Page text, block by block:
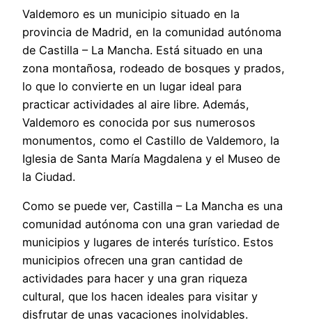
Valdemoro es un municipio situado en la
provincia de Madrid, en la comunidad autónoma
de Castilla – La Mancha. Está situado en una
zona montañosa, rodeado de bosques y prados,
lo que lo convierte en un lugar ideal para
practicar actividades al aire libre. Además,
Valdemoro es conocida por sus numerosos
monumentos, como el Castillo de Valdemoro, la
Iglesia de Santa María Magdalena y el Museo de
la Ciudad.
Como se puede ver, Castilla – La Mancha es una
comunidad autónoma con una gran variedad de
municipios y lugares de interés turístico. Estos
municipios ofrecen una gran cantidad de
actividades para hacer y una gran riqueza
cultural, que los hacen ideales para visitar y
disfrutar de unas vacaciones inolvidables.